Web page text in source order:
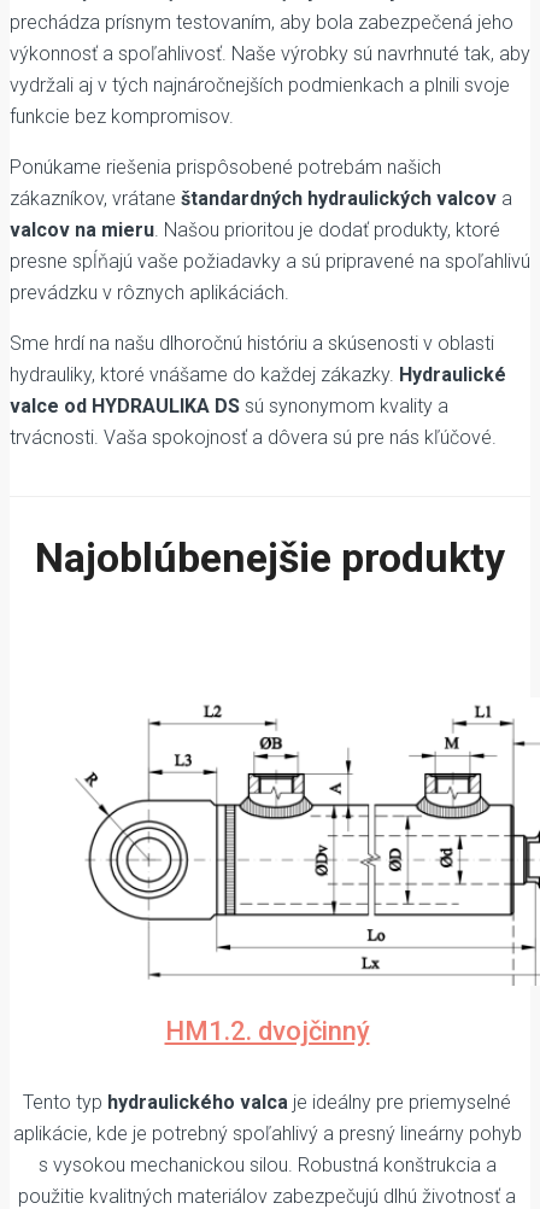
prechádza prísnym testovaním, aby bola zabezpečená jeho
výkonnosť a spoľahlivosť. Naše výrobky sú navrhnuté tak, aby
vydržali aj v tých najnáročnejších podmienkach a plnili svoje
funkcie bez kompromisov.
Ponúkame riešenia prispôsobené potrebám našich
zákazníkov, vrátane štandardných hydraulických valcov a
valcov na mieru . Našou prioritou je dodať produkty, ktoré
presne spĺňajú vaše požiadavky a sú pripravené na spoľahlivú
prevádzku v rôznych aplikáciách.
Sme hrdí na našu dlhoročnú históriu a skúsenosti v oblasti
hydrauliky, ktoré vnášame do každej zákazky. Hydraulické
valce od HYDRAULIKA DS sú synonymom kvality a
trvácnosti. Vaša spokojnosť a dôvera sú pre nás kľúčové.
Najoblúbenejšie produkty
HM1.2. dvojčinný
Tento typ hydraulického valca je ideálny pre priemyselné
aplikácie, kde je potrebný spoľahlivý a presný lineárny pohyb
s vysokou mechanickou silou. Robustná konštrukcia a
použitie kvalitných materiálov zabezpečujú dlhú životnosť a